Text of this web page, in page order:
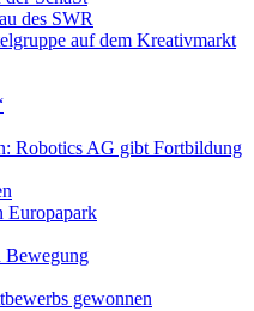
des SWR
auf dem Kreativmarkt
Robotics AG gibt Fortbildung
Europapark
Bewegung
gewonnen